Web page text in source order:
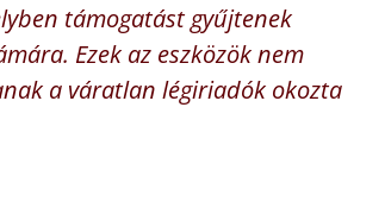
támogatást gyűjtenek
Ezek az eszközök nem
a váratlan légiriadók okozta